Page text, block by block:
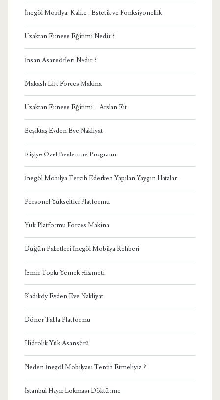
İnegöl Mobilya: Kalite , Estetik ve Fonksiyonellik
Uzaktan Fitness Eğitimi Nedir ?
İnsan Asansörleri Nedir ?
Makaslı Lift Forces Makina
Uzaktan Fitness Eğitimi – Arslan Fit
Beşiktaş Evden Eve Nakliyat
Kişiye Özel Beslenme Programı
İnegöl Mobilya Tercih Ederken Yapılan Yaygın Hatalar
Personel Yükseltici Platformu
Yük Platformu Forces Makina
Düğün Paketleri İnegöl Mobilya Rehberi
İzmir Toplu Yemek Hizmeti
Kadıköy Evden Eve Nakliyat
Döner Tabla Platformu
Hidrolik Yük Asansörü
Neden İnegöl Mobilyası Tercih Etmeliyiz ?
İstanbul Hayır Lokması Döktürme